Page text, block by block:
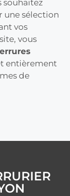
souhaitez
une sélection
vos
vous
entièrement
de